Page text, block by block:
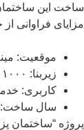
ساخت این
مزایای فراوانی
موقعیت:
زیربنا:
کاربری:
سال ساخت:
پروژه “ساختمان